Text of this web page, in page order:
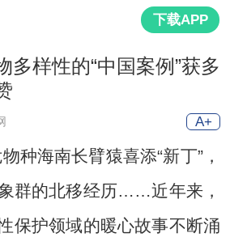
下载APP
多样性的“中国案例”获多
A+
海南长臂猿喜添“新丁”，
群的北移经历……近年来，
保护领域的暖心故事不断涌